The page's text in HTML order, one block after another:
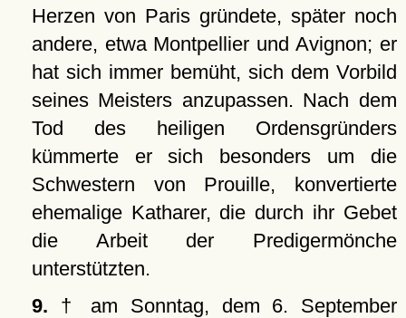
Herzen von Paris gründete, später noch
andere, etwa Montpellier und Avignon; er
hat sich immer bemüht, sich dem Vorbild
seines Meisters anzupassen. Nach dem
Tod des heiligen Ordensgründers
kümmerte er sich besonders um die
Schwestern von Prouille, konvertierte
ehemalige Katharer, die durch ihr Gebet
die Arbeit der Predigermönche
unterstützten.
9. † am Sonntag, dem 6. September